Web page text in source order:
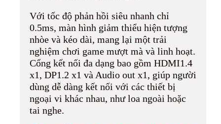
Với tốc độ phản hồi siêu nhanh chỉ
0.5ms, màn hình giảm thiểu hiện tượng
nhòe và kéo dài, mang lại một trải
nghiệm chơi game mượt mà và linh hoạt.
Cổng kết nối đa dạng bao gồm HDMI1.4
x1, DP1.2 x1 và Audio out x1, giúp người
dùng dễ dàng kết nối với các thiết bị
ngoại vi khác nhau, như loa ngoài hoặc
tai nghe.